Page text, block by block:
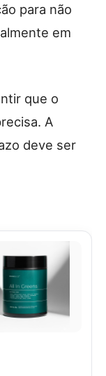
para não
em
que o
A
deve ser